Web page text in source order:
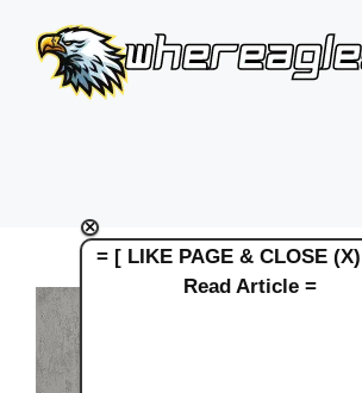
content
×
= [ LIKE PAGE & CLOSE
Read Article =